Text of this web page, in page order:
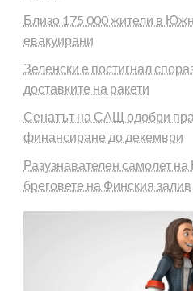
Близо 175 000 жители в
евакуирани
Зеленски е постигнал
доставките на ракети
Сенатът на САЩ одобри
финансиране до декември
Разузнавателен самолет
бреговете на Финския залив